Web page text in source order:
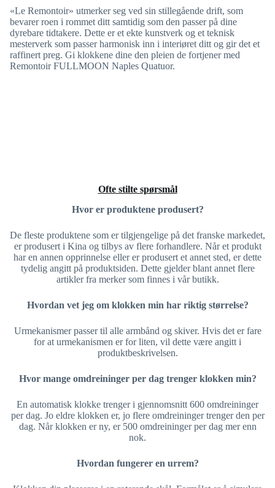
«Le Remontoir» utmerker seg ved sin stillegående drift, som
bevarer roen i rommet ditt samtidig som den passer på dine
dyrebare tidtakere. Dette er et ekte kunstverk og et teknisk
mesterverk som passer harmonisk inn i interiøret ditt og gir det et
raffinert preg. Gi klokkene dine den pleien de fortjener med
Remontoir FULLMOON Naples Quatuor.
Ofte stilte spørsmål
Hvor er produktene produsert?
De fleste produktene som er tilgjengelige på det franske markedet,
er produsert i Kina og tilbys av flere forhandlere. Når et produkt
har en annen opprinnelse eller er produsert et annet sted, er dette
tydelig angitt på produktsiden. Dette gjelder blant annet flere
artikler fra merker som finnes i vår butikk.
Hvordan vet jeg om klokken min har riktig størrelse?
Urmekanismer passer til alle armbånd og skiver. Hvis det er fare
for at urmekanismen er for liten, vil dette være angitt i
produktbeskrivelsen.
Hvor mange omdreininger per dag trenger klokken min?
En automatisk klokke trenger i gjennomsnitt 600 omdreininger
per dag. Jo eldre klokken er, jo flere omdreininger trenger den per
dag. Når klokken er ny, er 500 omdreininger per dag mer enn
nok.
Hvordan fungerer en urrem?